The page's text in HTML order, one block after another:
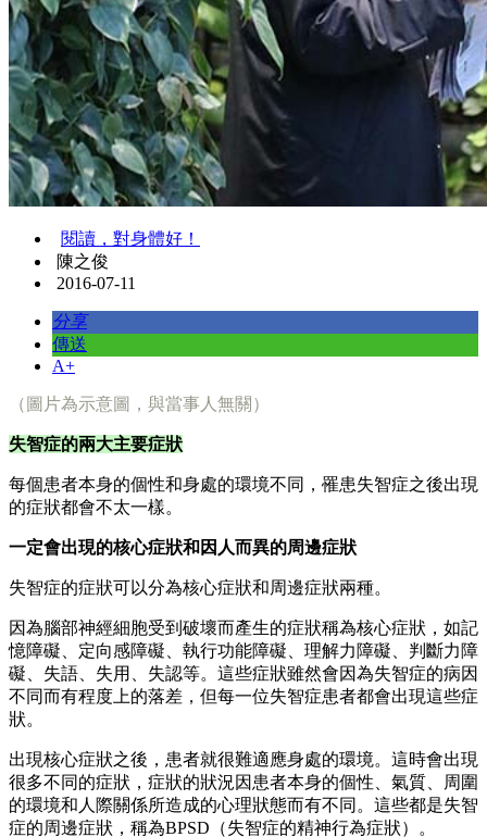
閱讀，對身體好！
陳之俊
2016-07-11
分享
傳送
A+
（圖片為示意圖，與當事人無關）
失智症的兩大主要症狀
每個患者本身的個性和身處的環境不同，罹患失智症之後出現
的症狀都會不太一樣。
一定會出現的核心症狀和因人而異的周邊症狀
失智症的症狀可以分為核心症狀和周邊症狀兩種。
因為腦部神經細胞受到破壞而產生的症狀稱為核心症狀，如記
憶障礙、定向感障礙、執行功能障礙、理解力障礙、判斷力障
礙、失語、失用、失認等。這些症狀雖然會因為失智症的病因
不同而有程度上的落差，但每一位失智症患者都會出現這些症
狀。
出現核心症狀之後，患者就很難適應身處的環境。這時會出現
很多不同的症狀，症狀的狀況因患者本身的個性、氣質、周圍
的環境和人際關係所造成的心理狀態而有不同。這些都是失智
症的周邊症狀，稱為BPSD（失智症的精神行為症狀）。